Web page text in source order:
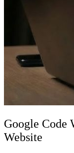
Google Code
Website